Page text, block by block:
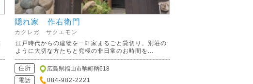
隠れ家 作右衛門
カクレガ サクエモン
江戸時代からの建物を一軒家まるごと貸切り。別荘の
ように大切な方たちと究極の非日常のお時間を...
住所
広島県福山市鞆町鞆618
電話
084-982-2221